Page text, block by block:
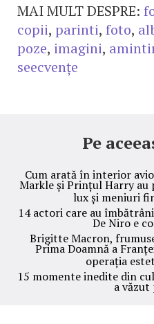
MAI MULT DESPRE:
copii, parinti, foto,
poze, imagini,
seecvențe
Pe
Cum arată în interior
Markle și Prințul Harry
lux și meniuri
14 actori care au
De Niro e
Brigitte Macron,
Prima Doamnă a
operația
15 momente inedite din
a văzut